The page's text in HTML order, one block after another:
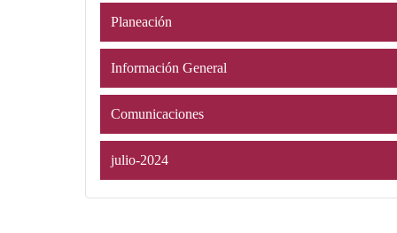
Planeación
Información General
Comunicaciones
julio-2024